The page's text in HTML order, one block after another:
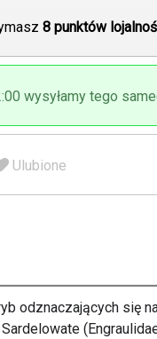
8 punktów
wysyłamy tego
Ulubione
odznaczających się